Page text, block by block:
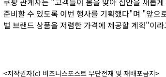
준비할 수 있도록 이번 행사를 기획했다"며 "앞으
벌 브랜드 상품을 저렴한 가격에 제공할 계획"이
<저작권자(c) 비즈니스포스트 무단전재 및 재배포금지>